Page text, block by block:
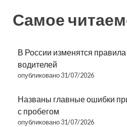
Самое
В России изменятся правила
водителей
опубликовано 31/07/2026
Названы главные ошибки
с пробегом
опубликовано 31/07/2026